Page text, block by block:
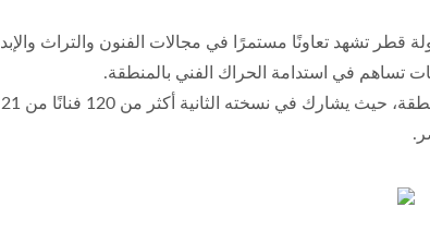
قطر تشهد تعاونًا مستمرًا في مجالات الفنون والتراث
تساهم في استدامة الحراك الفني بالمنطقة.